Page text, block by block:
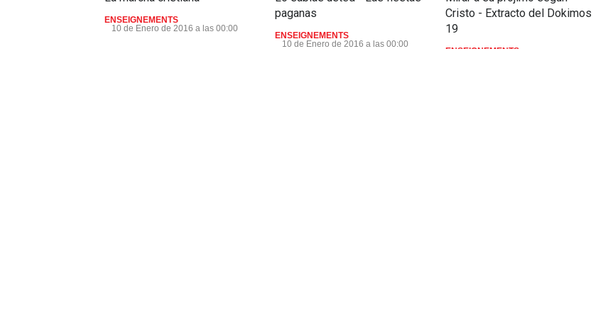
ENSEIGNEMENTS
10 de Enero de 2016 a las 00:00
paganas
ENSEIGNEMENTS
10 de Enero de 2016 a las 00:00
Cristo - Extracto del Dokimos
19
ENSEIGNEMENTS